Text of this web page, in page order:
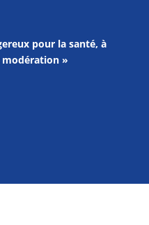
pour la santé, à
modération »